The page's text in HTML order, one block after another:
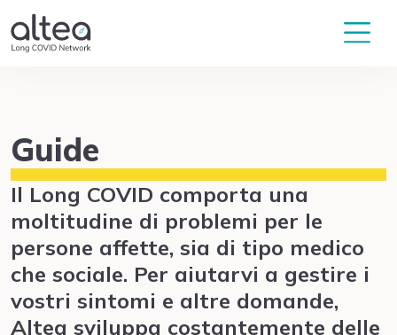
Guide
Il Long COVID comporta una
moltitudine di problemi per le
persone affette, sia di tipo medico
che sociale. Per aiutarvi a gestire i
vostri sintomi e altre domande,
Altea sviluppa costantemente delle